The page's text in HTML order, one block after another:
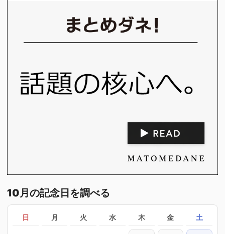
10月の記念日を調べる
日 月 火 水 木 金 土